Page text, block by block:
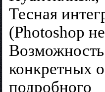
Тесная
(Photoshop
Возможность
конкретных
подробного